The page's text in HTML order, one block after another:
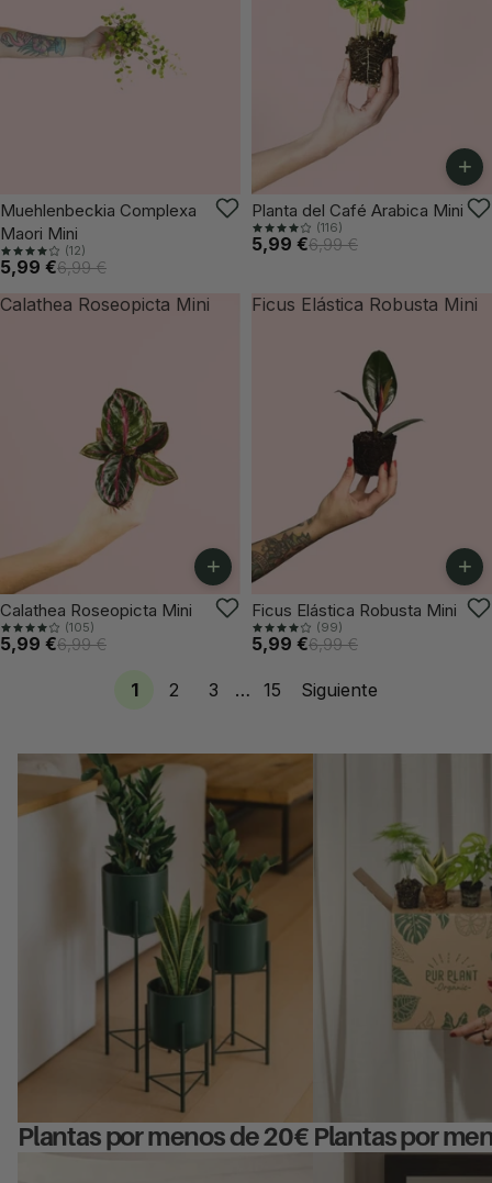
VUELVE PRONTO
Muehlenbeckia Complexa
Maori Mini
(12)
5,99 €6,99 €
-14%
+
Planta del Café Arabica Mini
(116)
5,99 €6,99 €
Calathea Roseopicta Mini
-14%
+
Calathea Roseopicta Mini
(105)
5,99 €6,99 €
Ficus Elástica Robusta Mini
-14%
+
Ficus Elástica Robusta Mini
(99)
5,99 €6,99 €
1 2 3 … 15 Siguiente
Plantas por menos de 20€
Plantas por menos de 20€ Plantas por